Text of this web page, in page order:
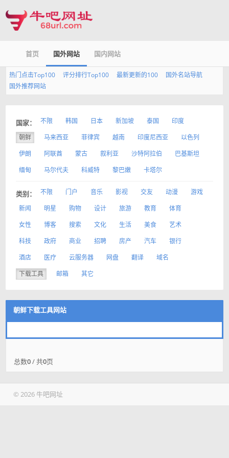
首页 国外网站 国内网站
热门点击Top100 评分排行Top100 最新更新的100
国外名站导航
国外推荐网站
国家： 不限 韩国 日本 新加坡 泰国
印度
朝鲜
马来西亚 菲律宾 越南 印度尼西亚
以色列
伊朗
阿联酋 蒙古 叙利亚 沙特阿拉伯
巴基斯坦
缅甸
马尔代夫 科威特 黎巴嫩 卡塔尔
类别： 不限 门户 音乐 影视 交友 动漫
游戏
新闻
明星 购物 设计 旅游 教育
体育
女性
博客 搜索 文化 生活 美食
艺术
科技
政府 商业 招聘 房产 汽车
银行
酒店
医疗 云服务器 网盘 翻译
域名
下载工具
邮箱 其它
朝鲜下载工具网站
总数0/ 共0页
© 2026 牛吧网址